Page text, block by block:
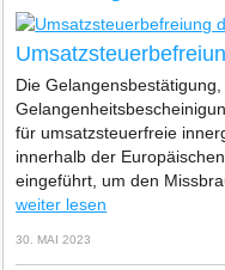
Die
für umsatzsteuerfreie
innerhalb der
eingeführt, um den
weiter lesen
30. MAI 2023